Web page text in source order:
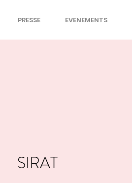
PRESSE EVENEMENTS
SIRAT